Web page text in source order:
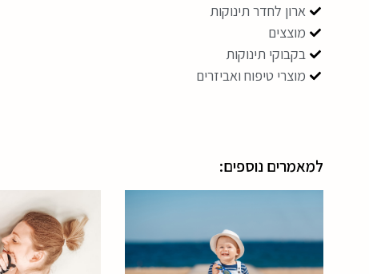
ארון לחדר תינוקות
מוצצים
בקבוקי תינוקות
מוצרי טיפוח ואביזרים
למאמרים נוספים: